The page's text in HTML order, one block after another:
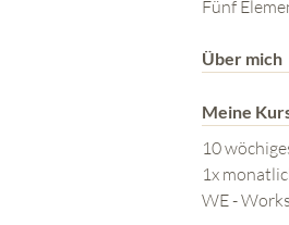
Über mich
Meine
10
1x
WE -